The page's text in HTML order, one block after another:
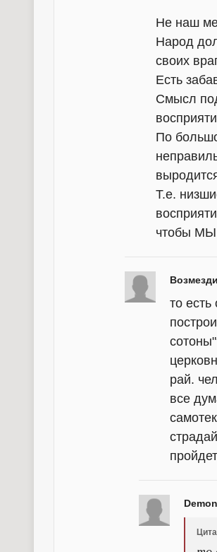
Не наш
Народ
своих
Есть
Смысл
По
Т.е.
чтобы МЫ
то есть
рай.
все